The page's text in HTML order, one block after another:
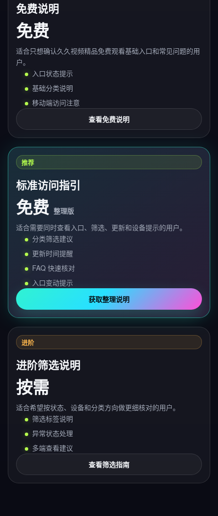
免费说明
免费
适合只想确认久久视频精品免费观看基础入口和常见问题的用
户。
入口状态提示
基础分类说明
移动端访问注意
查看免费说明
推荐
标准访问指引
免费 整理版
适合需要同时查看入口、筛选、更新和设备提示的用户。
分类筛选建议
更新时间提醒
FAQ 快速核对
入口变动提示
获取整理说明
进阶
进阶筛选说明
按需
适合希望按状态、设备和分类方向做更细核对的用户。
筛选标签说明
异常状态处理
多端查看建议
查看筛选指南